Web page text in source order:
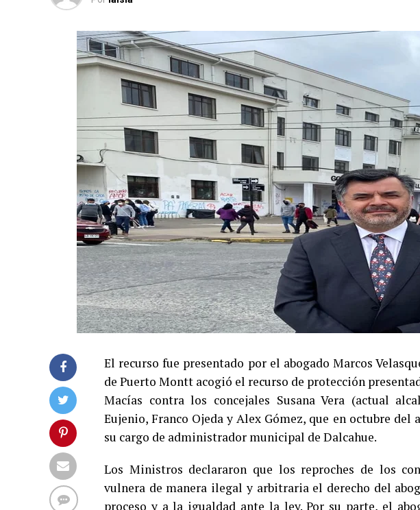
El recurso fue presentado por el abogado Marcos
de Puerto Montt acogió el recurso de protección
Macías contra los concejales Susana Vera (actual
Eujenio, Franco Ojeda y Alex Gómez, que en octubre del
su cargo de administrador municipal de Dalcahue.
Los Ministros declararon que los reproches de los
vulnera de manera ilegal y arbitraria el derecho del
proceso y a la igualdad ante la ley. Por su parte, el